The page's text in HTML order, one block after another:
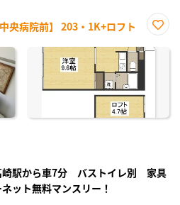
央病院前】 203・1K+ロフト
に入
崎駅から車7分 バストイレ別 家具
ット無料マンスリー！